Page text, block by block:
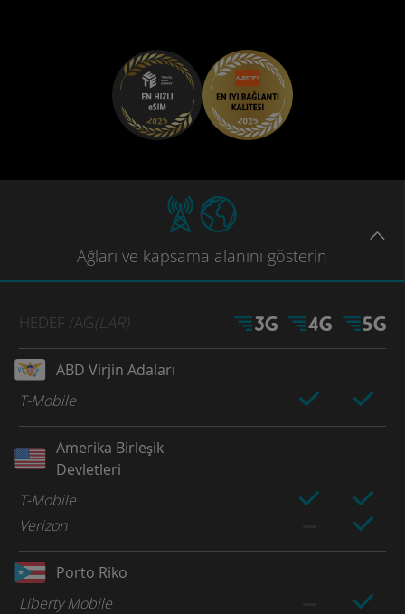
Ağları ve kapsama alanını gösterin
HEDEF /AĞ(LAR)
ABD Virjin Adaları
T-Mobile
Amerika Birleşik
Devletleri
T-Mobile
Verizon
Porto Riko
Liberty Mobile